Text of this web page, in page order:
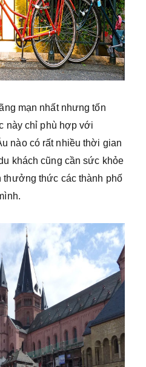
mạn nhất nhưng tốn
này chỉ phù hợp với
nào có rất nhiều thời gian
khách cũng cần sức khỏe
thưởng thức các thành phố